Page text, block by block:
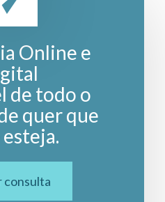
Online e
de todo o
quer que
consulta